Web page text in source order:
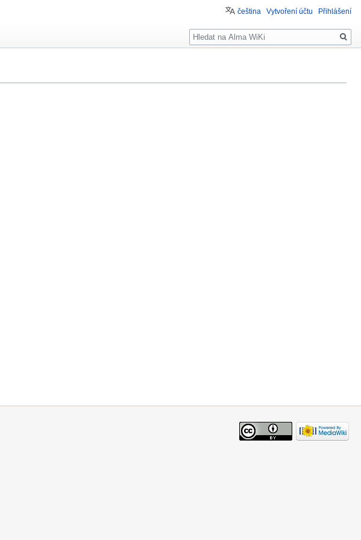
čeština Vytvoření účtu Přihlášení
Hledat